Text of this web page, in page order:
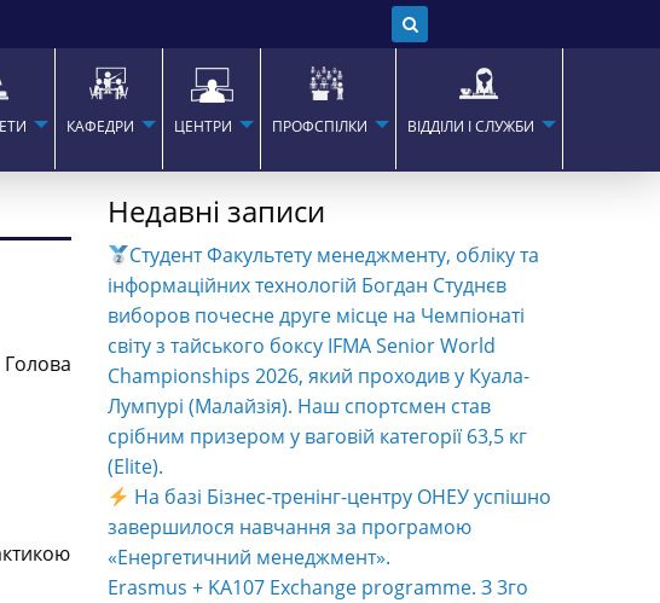
КАФЕДРИ ЦЕНТРИ ПРОФСПІЛКИ ВІДДІЛИ І СЛУЖБИ
Недавні записи
Студент Факультету менеджменту, обліку та
інформаційних технологій Богдан Студнєв
виборов почесне друге місце на Чемпіонаті
світу з тайського боксу IFMA Senior World
Championships 2026, який проходив у Куала-
Лумпурі (Малайзія). Наш спортсмен став
срібним призером у ваговій категорії 63,5 кг
(Elite).
На базі Бізнес-тренінг-центру ОНЕУ успішно
завершилося навчання за програмою
«Енергетичний менеджмент».
Erasmus + KA107 Exchange programme. З 3го